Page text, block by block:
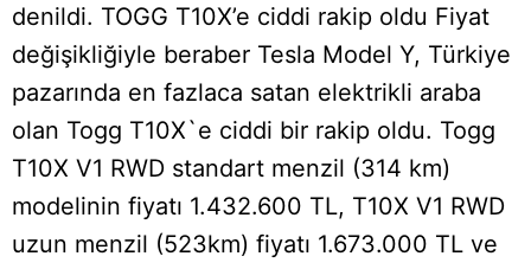
denildi. TOGG T10X’e ciddi rakip oldu Fiyat
değişikliğiyle beraber Tesla Model Y, Türkiye
pazarında en fazlaca satan elektrikli araba
olan Togg T10X`e ciddi bir rakip oldu. Togg
T10X V1 RWD standart menzil (314 km)
modelinin fiyatı 1.432.600 TL, T10X V1 RWD
uzun menzil (523km) fiyatı 1.673.000 TL ve